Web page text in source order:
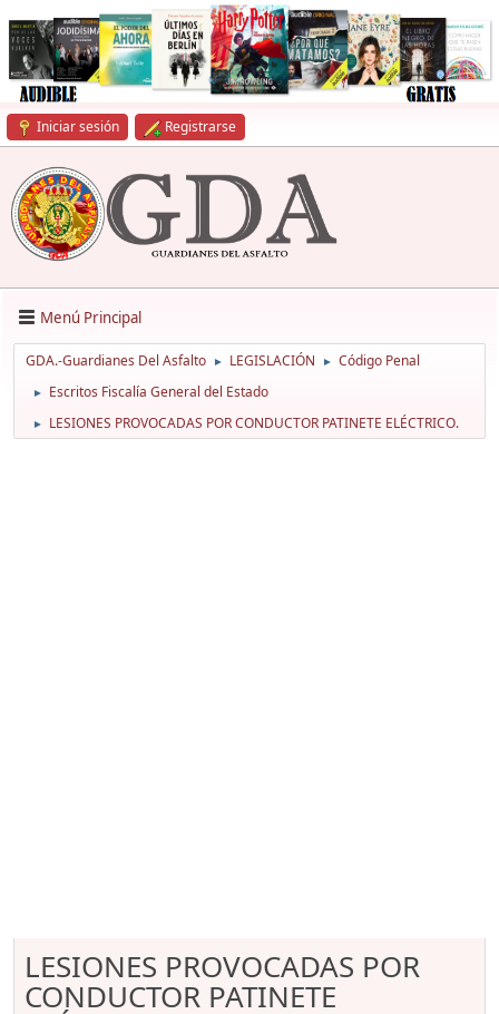
Iniciar sesión Registrarse
Menú Principal
GDA.-Guardianes Del Asfalto ► LEGISLACIÓN ► Código Penal
► Escritos Fiscalía General del Estado
► LESIONES PROVOCADAS POR CONDUCTOR PATINETE ELÉCTRICO.
LESIONES PROVOCADAS POR
CONDUCTOR PATINETE